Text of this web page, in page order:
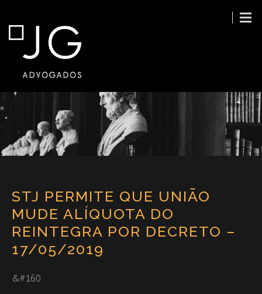
STJ PERMITE QUE UNIÃO
MUDE ALÍQUOTA DO
REINTEGRA POR DECRETO –
17/05/2019
&#160